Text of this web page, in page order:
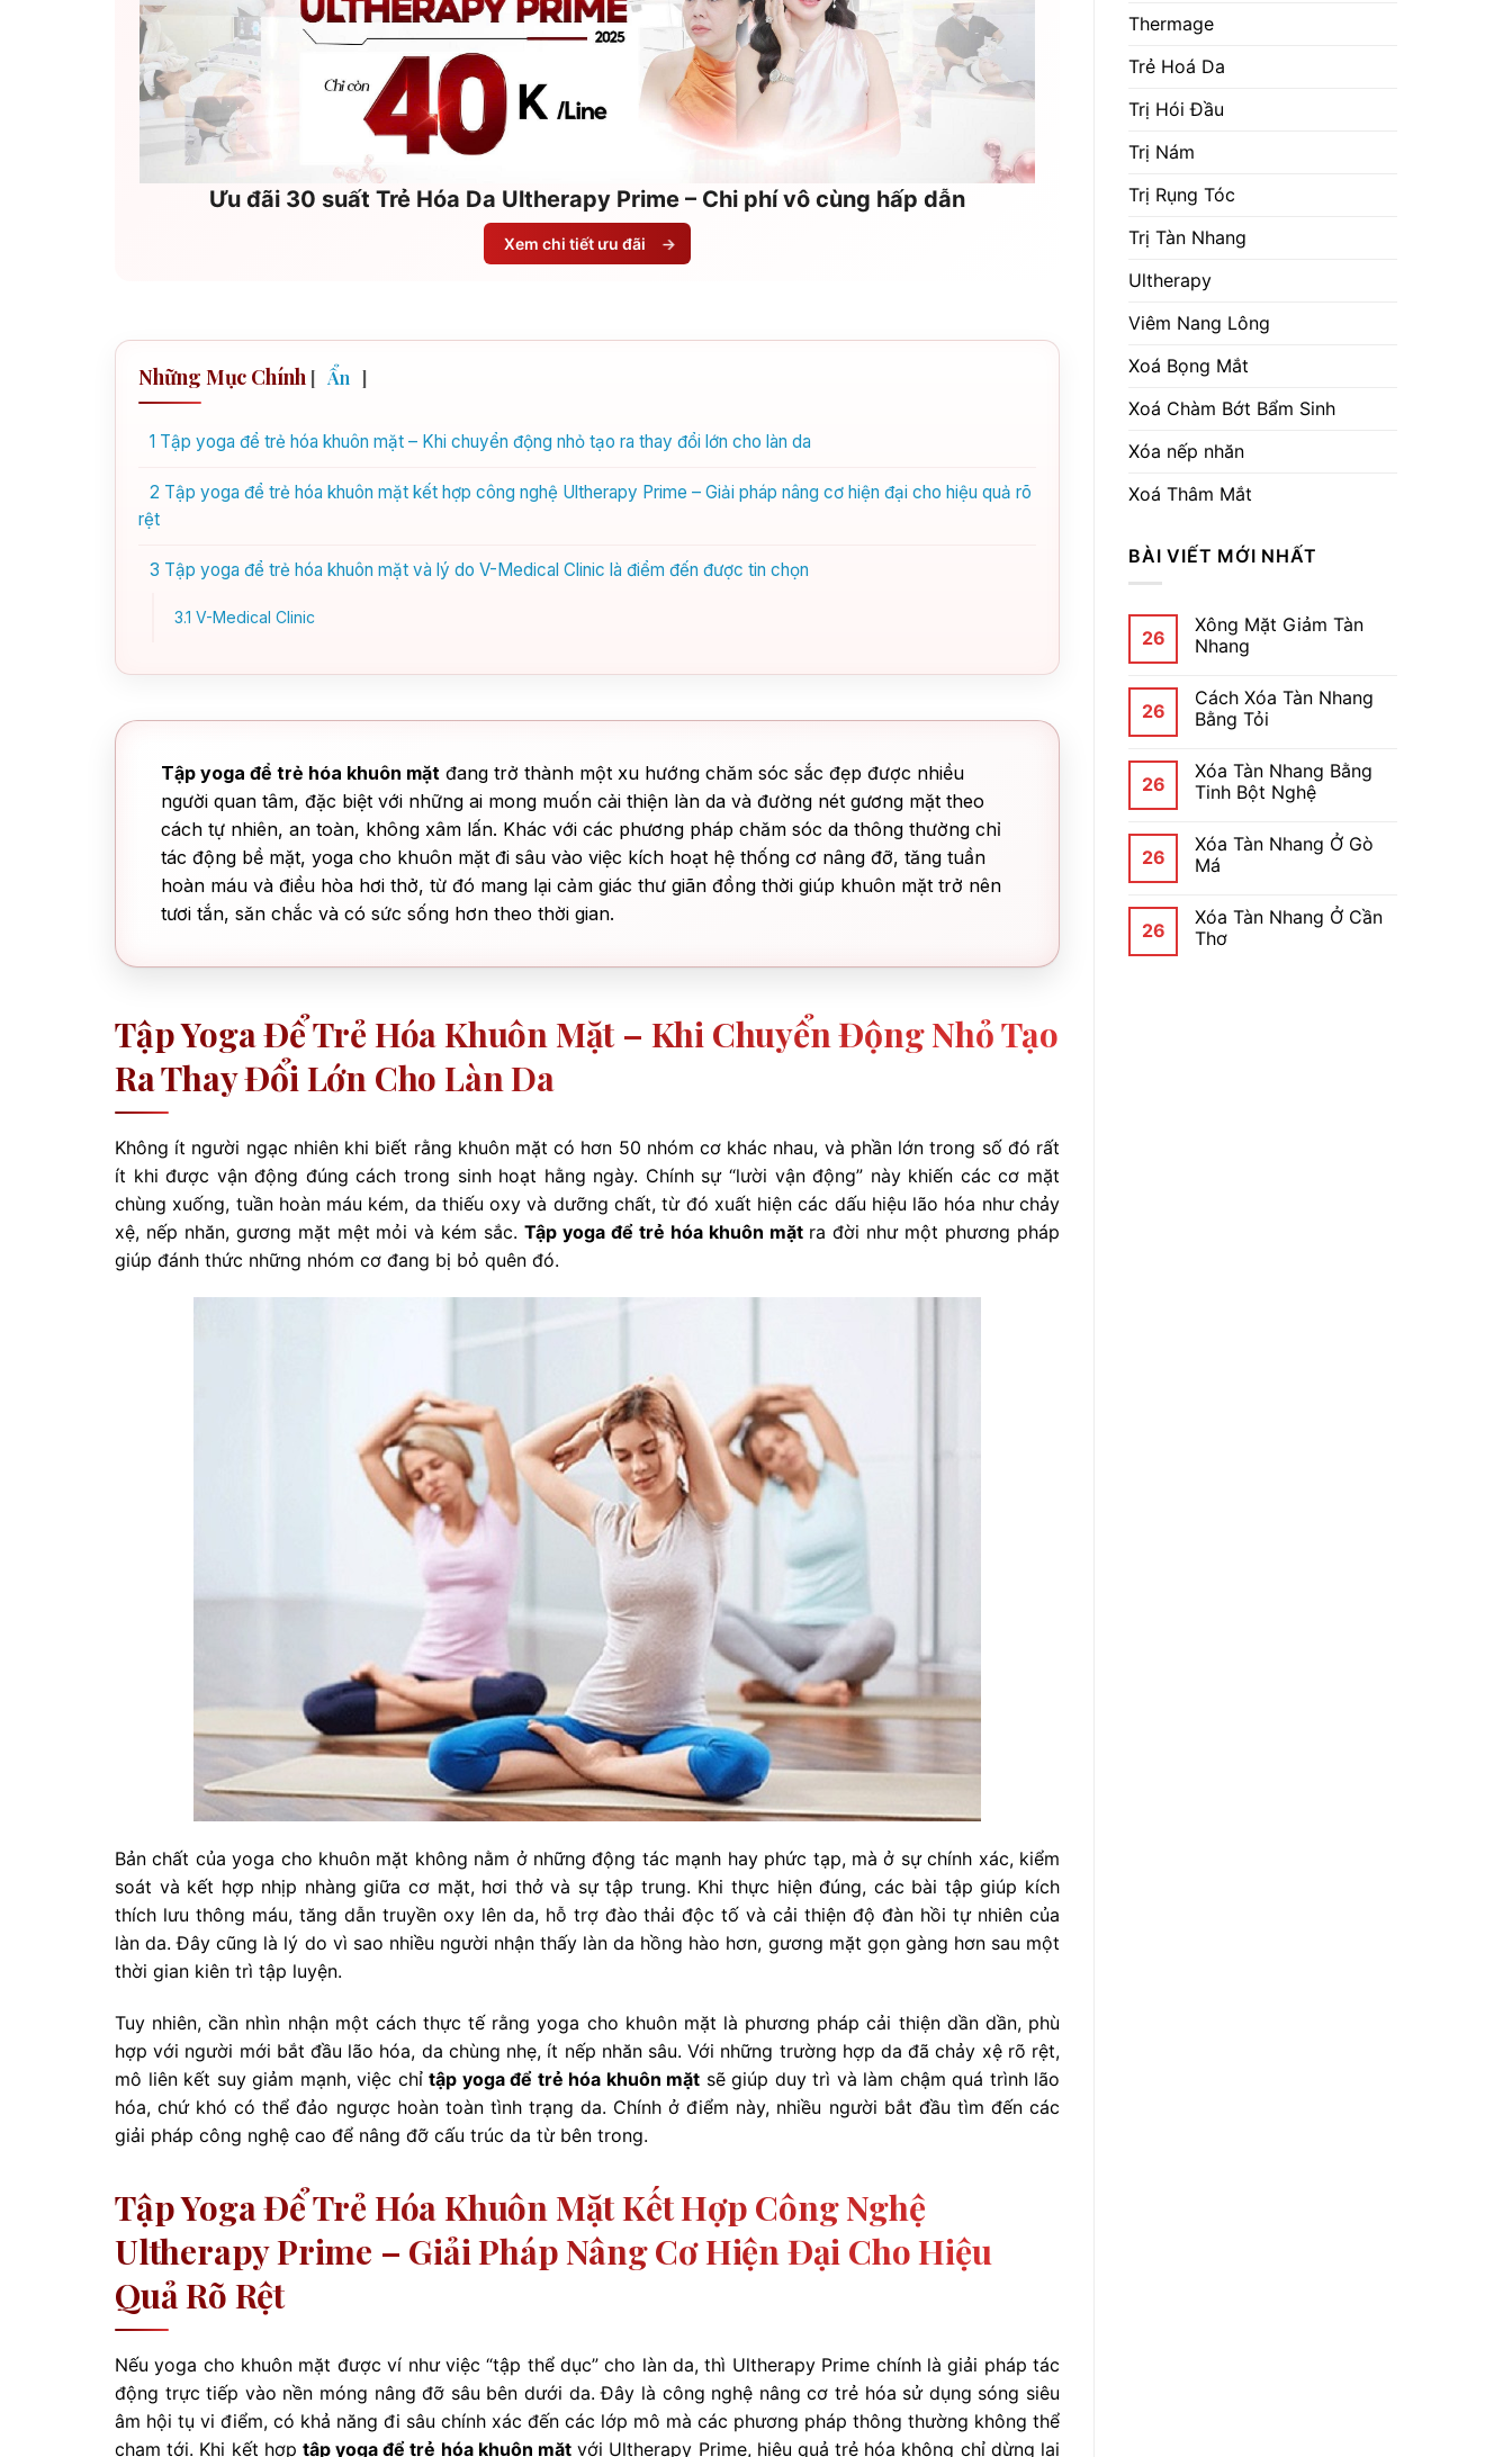
Ưu đãi 30 suất Trẻ Hóa Da Ultherapy Prime – Chi phí vô cùng hấp dẫn
Xem chi tiết ưu đãi →
Những Mục Chính [ Ẩn ]
1 Tập yoga để trẻ hóa khuôn mặt – Khi chuyển động nhỏ tạo ra thay đổi lớn cho làn da
2 Tập yoga để trẻ hóa khuôn mặt kết hợp công nghệ Ultherapy Prime – Giải pháp nâng cơ hiện đại cho hiệu quả rõ
rệt
3 Tập yoga để trẻ hóa khuôn mặt và lý do V-Medical Clinic là điểm đến được tin chọn
3.1 V-Medical Clinic
Tập yoga để trẻ hóa khuôn mặt đang trở thành một xu hướng chăm sóc sắc đẹp được nhiều
người quan tâm, đặc biệt với những ai mong muốn cải thiện làn da và đường nét gương mặt theo
cách tự nhiên, an toàn, không xâm lấn. Khác với các phương pháp chăm sóc da thông thường chỉ
tác động bề mặt, yoga cho khuôn mặt đi sâu vào việc kích hoạt hệ thống cơ nâng đỡ, tăng tuần
hoàn máu và điều hòa hơi thở, từ đó mang lại cảm giác thư giãn đồng thời giúp khuôn mặt trở nên
tươi tắn, săn chắc và có sức sống hơn theo thời gian.
Tập Yoga Để Trẻ Hóa Khuôn Mặt – Khi Chuyển Động Nhỏ Tạo
Ra Thay Đổi Lớn Cho Làn Da
Không ít người ngạc nhiên khi biết rằng khuôn mặt có hơn 50 nhóm cơ khác nhau, và phần lớn trong số đó rất
ít khi được vận động đúng cách trong sinh hoạt hằng ngày. Chính sự “lười vận động” này khiến các cơ mặt
chùng xuống, tuần hoàn máu kém, da thiếu oxy và dưỡng chất, từ đó xuất hiện các dấu hiệu lão hóa như chảy
xệ, nếp nhăn, gương mặt mệt mỏi và kém sắc.Tập yoga để trẻ hóa khuôn mặtra đời như một phương pháp
giúp đánh thức những nhóm cơ đang bị bỏ quên đó.
Bản chất của yoga cho khuôn mặt không nằm ở những động tác mạnh hay phức tạp, mà ở sự chính xác, kiểm
soát và kết hợp nhịp nhàng giữa cơ mặt, hơi thở và sự tập trung. Khi thực hiện đúng, các bài tập giúp kích
thích lưu thông máu, tăng dẫn truyền oxy lên da, hỗ trợ đào thải độc tố và cải thiện độ đàn hồi tự nhiên của
làn da. Đây cũng là lý do vì sao nhiều người nhận thấy làn da hồng hào hơn, gương mặt gọn gàng hơn sau một
thời gian kiên trì tập luyện.
Tuy nhiên, cần nhìn nhận một cách thực tế rằng yoga cho khuôn mặt là phương pháp cải thiện dần dần, phù
hợp với người mới bắt đầu lão hóa, da chùng nhẹ, ít nếp nhăn sâu. Với những trường hợp da đã chảy xệ rõ rệt,
mô liên kết suy giảm mạnh, việc chỉ tập yoga để trẻ hóa khuôn mặt sẽ giúp duy trì và làm chậm quá trình lão
hóa, chứ khó có thể đảo ngược hoàn toàn tình trạng da. Chính ở điểm này, nhiều người bắt đầu tìm đến các
giải pháp công nghệ cao để nâng đỡ cấu trúc da từ bên trong.
Tập Yoga Để Trẻ Hóa Khuôn Mặt Kết Hợp Công Nghệ
Ultherapy Prime – Giải Pháp Nâng Cơ Hiện Đại Cho Hiệu
Quả Rõ Rệt
Nếu yoga cho khuôn mặt được ví như việc “tập thể dục” cho làn da, thì Ultherapy Prime chính là giải pháp tác
động trực tiếp vào nền móng nâng đỡ sâu bên dưới da. Đây là công nghệ nâng cơ trẻ hóa sử dụng sóng siêu
âm hội tụ vi điểm, có khả năng đi sâu chính xác đến các lớp mô mà các phương pháp thông thường không thể
chạm tới. Khi kết hợp tập yoga để trẻ hóa khuôn mặt với Ultherapy Prime, hiệu quả trẻ hóa không chỉ dừng lại
Thermage
Trẻ Hoá Da
Trị Hói Đầu
Trị Nám
Trị Rụng Tóc
Trị Tàn Nhang
Ultherapy
Viêm Nang Lông
Xoá Bọng Mắt
Xoá Chàm Bớt Bẩm Sinh
Xóa nếp nhăn
Xoá Thâm Mắt
BÀI VIẾT MỚI NHẤT
26
Xông Mặt Giảm Tàn
Nhang
26
Cách Xóa Tàn Nhang
Bằng Tỏi
26
Xóa Tàn Nhang Bằng
Tinh Bột Nghệ
26
Xóa Tàn Nhang Ở Gò
Má
26
Xóa Tàn Nhang Ở Cần
Thơ